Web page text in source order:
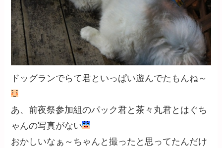
ドッグランでらて君といっぱい遊んでたもんね～
あ、前夜祭参加組のパック君と茶々丸君とはぐち
ゃんの写真がない
おかしいなぁ～ちゃんと撮ったと思ってたんだけ